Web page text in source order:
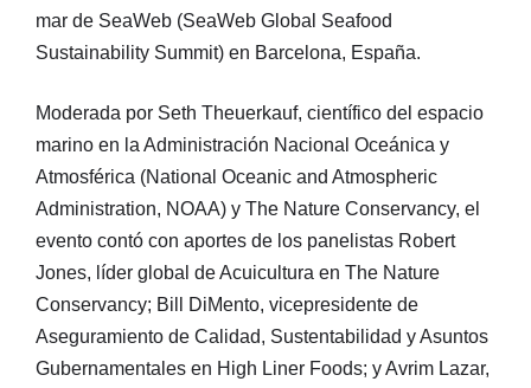
mar de SeaWeb (SeaWeb Global Seafood
Sustainability Summit) en Barcelona, España.
Moderada por Seth Theuerkauf, científico del espacio
marino en la Administración Nacional Oceánica y
Atmosférica (National Oceanic and Atmospheric
Administration, NOAA) y The Nature Conservancy, el
evento contó con aportes de los panelistas Robert
Jones, líder global de Acuicultura en The Nature
Conservancy; Bill DiMento, vicepresidente de
Aseguramiento de Calidad, Sustentabilidad y Asuntos
Gubernamentales en High Liner Foods; y Avrim Lazar,